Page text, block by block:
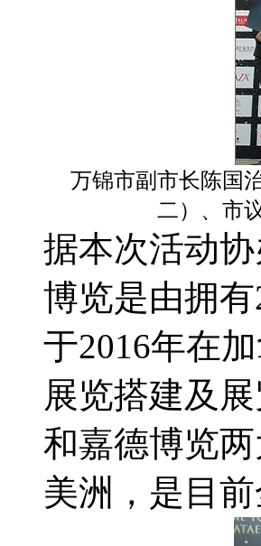
万锦市副市长陈国
二）、市
据本次活动
博览是由拥
于2016年在
展览搭建及
和嘉德博览
美洲，是目